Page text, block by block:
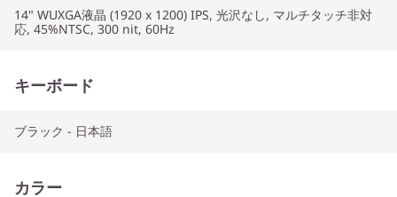
14" WUXGA液晶 (1920 x 1200) IPS, 光沢なし, マルチタッチ非対
応, 45%NTSC, 300 nit, 60Hz
キーボード
ブラック - 日本語
カラー